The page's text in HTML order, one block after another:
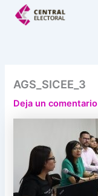
AGS_SICEE_3
Deja un comentario